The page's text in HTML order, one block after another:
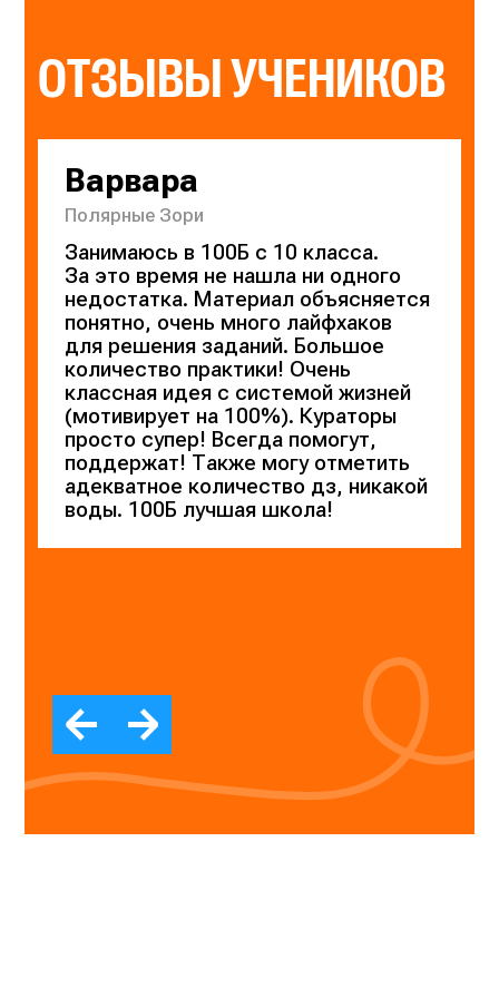
ОТЗЫВЫ УЧЕНИКОВ
Варвара
Полярные Зори
Занимаюсь в 100Б с 10 класса.
За это время не нашла ни одного
недостатка. Материал объясняется
понятно, очень много лайфхаков
для решения заданий. Большое
количество практики! Очень
классная идея с системой жизней
(мотивирует на 100%). Кураторы
просто супер! Всегда помогут,
поддержат! Также могу отметить
адекватное количество дз, никакой
воды. 100Б лучшая школа!